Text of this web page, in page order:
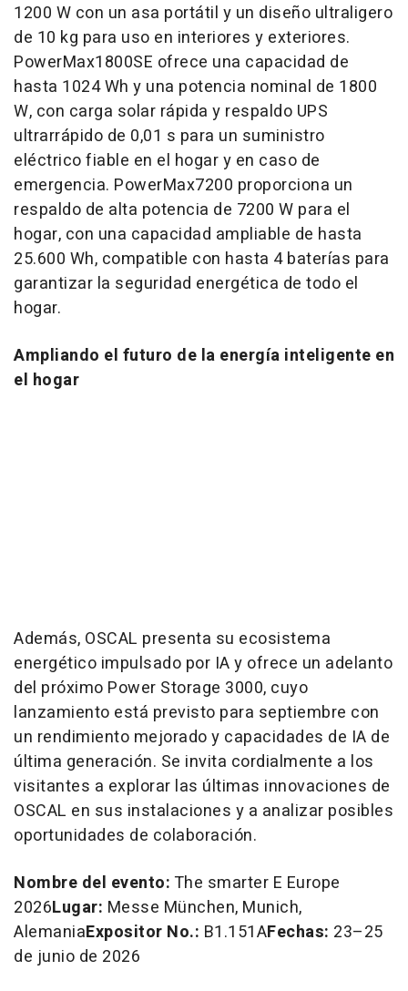
1200 W con un asa portátil y un diseño ultraligero
de 10 kg para uso en interiores y exteriores.
PowerMax1800SE ofrece una capacidad de
hasta 1024 Wh y una potencia nominal de 1800
W, con carga solar rápida y respaldo UPS
ultrarrápido de 0,01 s para un suministro
eléctrico fiable en el hogar y en caso de
emergencia. PowerMax7200 proporciona un
respaldo de alta potencia de 7200 W para el
hogar, con una capacidad ampliable de hasta
25.600 Wh, compatible con hasta 4 baterías para
garantizar la seguridad energética de todo el
hogar.
Ampliando el futuro de la energía inteligente en
el hogar
Además, OSCAL presenta su ecosistema
energético impulsado por IA y ofrece un adelanto
del próximo Power Storage 3000, cuyo
lanzamiento está previsto para septiembre con
un rendimiento mejorado y capacidades de IA de
última generación. Se invita cordialmente a los
visitantes a explorar las últimas innovaciones de
OSCAL en sus instalaciones y a analizar posibles
oportunidades de colaboración.
Nombre del evento: The smarter E Europe
2026Lugar: Messe München, Munich,
AlemaniaExpositor No.: B1.151AFechas: 23–25
de junio de 2026